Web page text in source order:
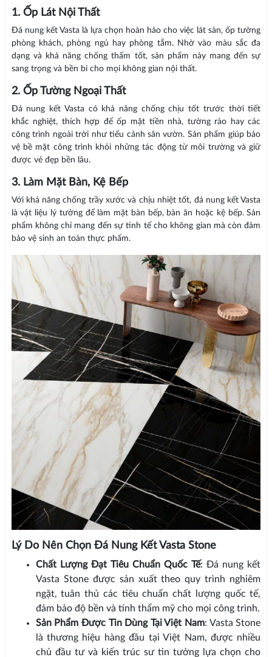
1. Ốp Lát Nội Thất
Đá nung kết Vasta là lựa chọn hoàn hảo cho việc lát sàn, ốp tường
phòng khách, phòng ngủ hay phòng tắm. Nhờ vào màu sắc đa
dạng và khả năng chống thấm tốt, sản phẩm này mang đến sự
sang trọng và bền bỉ cho mọi không gian nội thất.
2. Ốp Tường Ngoại Thất
Đá nung kết Vasta có khả năng chống chịu tốt trước thời tiết
khắc nghiệt, thích hợp để ốp mặt tiền nhà, tường rào hay các
công trình ngoài trời như tiểu cảnh sân vườn. Sản phẩm giúp bảo
vệ bề mặt công trình khỏi những tác động từ môi trường và giữ
được vẻ đẹp bền lâu.
3. Làm Mặt Bàn, Kệ Bếp
Với khả năng chống trầy xước và chịu nhiệt tốt, đá nung kết Vasta
là vật liệu lý tưởng để làm mặt bàn bếp, bàn ăn hoặc kệ bếp. Sản
phẩm không chỉ mang đến sự tinh tế cho không gian mà còn đảm
bảo vệ sinh an toàn thực phẩm.
Lý Do Nên Chọn Đá Nung Kết Vasta Stone
Chất Lượng Đạt Tiêu Chuẩn Quốc Tế: Đá nung kết
Vasta Stone được sản xuất theo quy trình nghiêm
ngặt, tuân thủ các tiêu chuẩn chất lượng quốc tế,
đảm bảo độ bền và tính thẩm mỹ cho mọi công trình.
Sản Phẩm Được Tin Dùng Tại Việt Nam: Vasta Stone
là thương hiệu hàng đầu tại Việt Nam, được nhiều
chủ đầu tư và kiến trúc sư tin tưởng lựa chọn cho